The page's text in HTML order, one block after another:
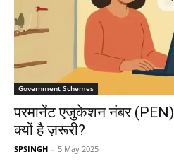
Government Schemes
परमानेंट एजुकेशन नंबर (PEN)
क्यों है ज़रूरी?
SPSINGH - 5 May 2025